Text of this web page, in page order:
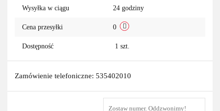
Wysyłka w ciągu 24 godziny
Cena przesyłki 0
Dostępność 1 szt.
Zamówienie telefoniczne: 535402010